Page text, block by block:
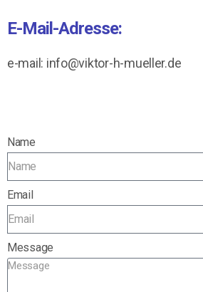
E-Mail-Adresse:
e-mail: info@viktor-h-mueller.de
Name
Email
Message